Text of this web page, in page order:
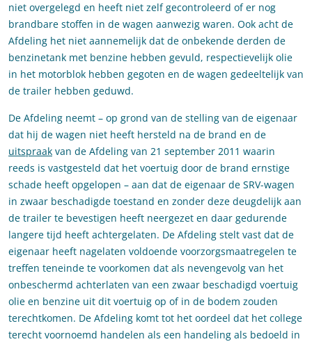
niet overgelegd en heeft niet zelf gecontroleerd of er nog
brandbare stoffen in de wagen aanwezig waren. Ook acht de
Afdeling het niet aannemelijk dat de onbekende derden de
benzinetank met benzine hebben gevuld, respectievelijk olie
in het motorblok hebben gegoten en de wagen gedeeltelijk van
de trailer hebben geduwd.
De Afdeling neemt – op grond van de stelling van de eigenaar
dat hij de wagen niet heeft hersteld na de brand en de
uitspraak van de Afdeling van 21 september 2011 waarin
reeds is vastgesteld dat het voertuig door de brand ernstige
schade heeft opgelopen – aan dat de eigenaar de SRV-wagen
in zwaar beschadigde toestand en zonder deze deugdelijk aan
de trailer te bevestigen heeft neergezet en daar gedurende
langere tijd heeft achtergelaten. De Afdeling stelt vast dat de
eigenaar heeft nagelaten voldoende voorzorgsmaatregelen te
treffen teneinde te voorkomen dat als nevengevolg van het
onbeschermd achterlaten van een zwaar beschadigd voertuig
olie en benzine uit dit voertuig op of in de bodem zouden
terechtkomen. De Afdeling komt tot het oordeel dat het college
terecht voornoemd handelen als een handeling als bedoeld in